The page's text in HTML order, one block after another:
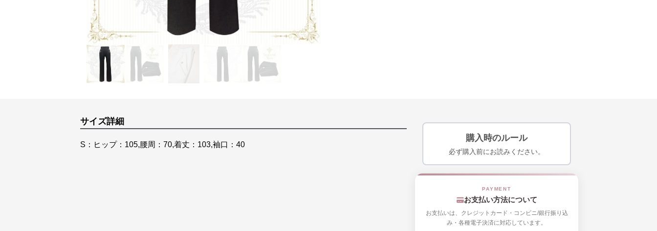
サイズ詳細
S：ヒップ：105,腰周：70,着丈：103,袖口：40
購入時のルール
必ず購入前にお読みください。
お支払い方法について
お支払いは、クレジットカード・コンビニ/銀行振り込
み・各種電子決済に対応しています。